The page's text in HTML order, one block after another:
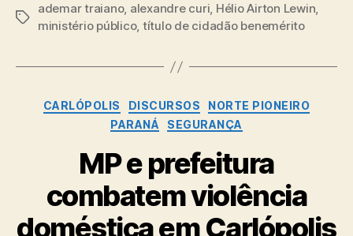
Tags
ademar traiano, alexandre curi, Hélio Airton Lewin,
ministério público, título de cidadão benemérito
Categorias
CARLÓPOLIS DISCURSOS
NORTE PIONEIRO
PARANÁ
SEGURANÇA
MP e prefeitura
combatem violência
doméstica em Carlópolis